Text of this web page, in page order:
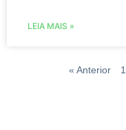
LEIA MAIS »
« Anterior 1